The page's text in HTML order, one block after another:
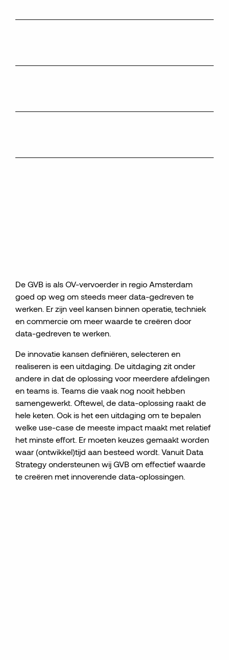
De GVB is als OV-vervoerder in regio Amsterdam
goed op weg om steeds meer data-gedreven te
werken. Er zijn veel kansen binnen operatie, techniek
en commercie om meer waarde te creëren door
data-gedreven te werken.
De innovatie kansen definiëren, selecteren en
realiseren is een uitdaging. De uitdaging zit onder
andere in dat de oplossing voor meerdere afdelingen
en teams is. Teams die vaak nog nooit hebben
samengewerkt. Oftewel, de data-oplossing raakt de
hele keten. Ook is het een uitdaging om te bepalen
welke use-case de meeste impact maakt met relatief
het minste effort. Er moeten keuzes gemaakt worden
waar (ontwikkel)tijd aan besteed wordt. Vanuit Data
Strategy ondersteunen wij GVB om effectief waarde
te creëren met innoverende data-oplossingen.